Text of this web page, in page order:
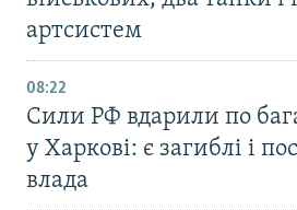
артсистем
08:22
Сили РФ вдарили по
у Харкові: є загиблі і
влада